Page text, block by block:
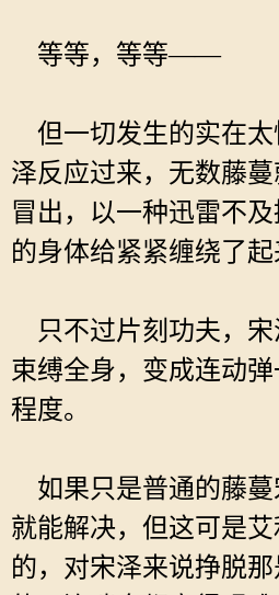
等等，等等——
但一切发生的实在太
泽反应过来，无数藤
冒出，以一种迅雷不
的身体给紧紧缠绕了起
只不过片刻功夫，宋
束缚全身，变成连动
程度。
如果只是普通的藤蔓
就能解决，但这可是
的，对宋泽来说挣脱